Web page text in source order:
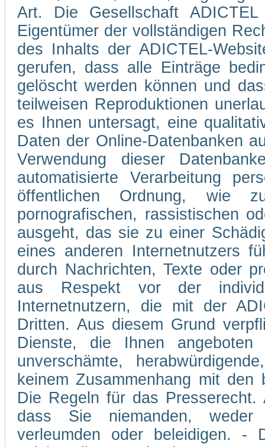
Art. Die Gesellschaft
Eigentümer der vollständigen
des Inhalts der ADICTEL-
gerufen, dass alle Einträge
gelöscht werden können und
teilweisen Reproduktionen
es Ihnen untersagt, eine
Daten der Online-Datenbanken
Verwendung dieser
automatisierte Verarbeitung
öffentlichen Ordnung, wie
pornografischen, rassistischen
ausgeht, das sie zu einer
eines anderen Internetnutzers
durch Nachrichten, Texte oder
aus Respekt vor der
Internetnutzern, die mit der
Dritten. Aus diesem Grund
Dienste, die Ihnen angeboten
unverschämte,
keinem Zusammenhang mit
Die Regeln für das
dass Sie niemanden, weder
verleumden oder beleidigen. -